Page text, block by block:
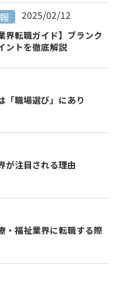
2025/02/12
界転職ガイド】ブランク
ントを徹底解説
「職場選び」にあり
が注目される理由
・福祉業界に転職する際